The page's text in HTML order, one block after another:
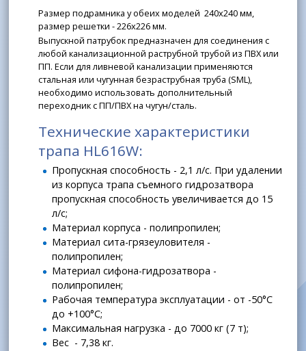
Размер подрамника у обеих моделей 240x240 мм,
размер решетки - 226x226 мм.
Выпускной патрубок предназначен для соединения с
любой канализационной раструбной трубой из ПВХ или
ПП. Если для ливневой канализации применяются
стальная или чугунная безраструбная труба (SML),
необходимо использовать дополнительный
переходник с ПП/ПВХ на чугун/сталь.
Технические характеристики
трапа HL616W:
Пропускная способность - 2,1 л/с. При удалении
из корпуса трапа съемного гидрозатвора
пропускная способность увеличивается до 15
л/с;
Материал корпуса - полипропилен;
Материал сита-грязеуловителя -
полипропилен;
Материал сифона-гидрозатвора -
полипропилен;
Рабочая температура эксплуатации - от -50°С
до +100°С;
Максимальная нагрузка - до 7000 кг (7 т);
Вес - 7,38 кг.